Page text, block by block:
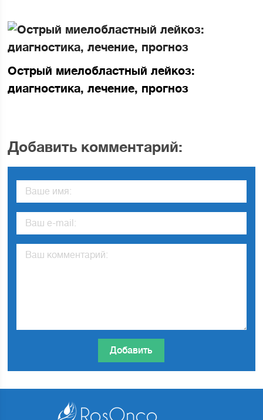
Острый миелобластный лейкоз:
диагностика, лечение, прогноз
Добавить комментарий: